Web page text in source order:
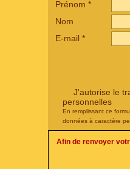
Prénom *
Nom
E-mail *
J'autorise le
personnelles
En remplissant ce
données à caractère
Afin de renvoyer